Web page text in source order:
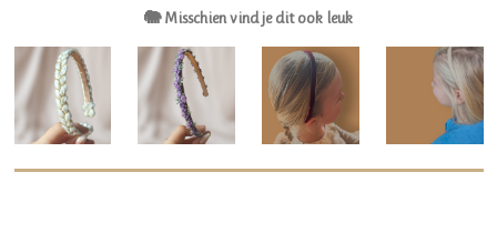
🐘 Misschien vind je dit ook leuk